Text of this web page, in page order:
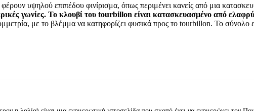
υψηλού επιπέδου φινίρισμα, όπως περιμένει κανείς από μια
γωνίες. Το κλουβί του tourbillon είναι κατασκευασμένο από
με το βλέμμα να κατηφορίζει φυσικά προς το tourbillon. Το